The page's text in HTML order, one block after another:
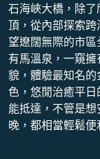
石海峽大橋，除
頂，從內部探索
望遼闊無際的市
有馬溫泉，一窺
貌，體驗最知名
色，悠閒治癒平
能抵達，不管是
晚，都相當輕鬆便